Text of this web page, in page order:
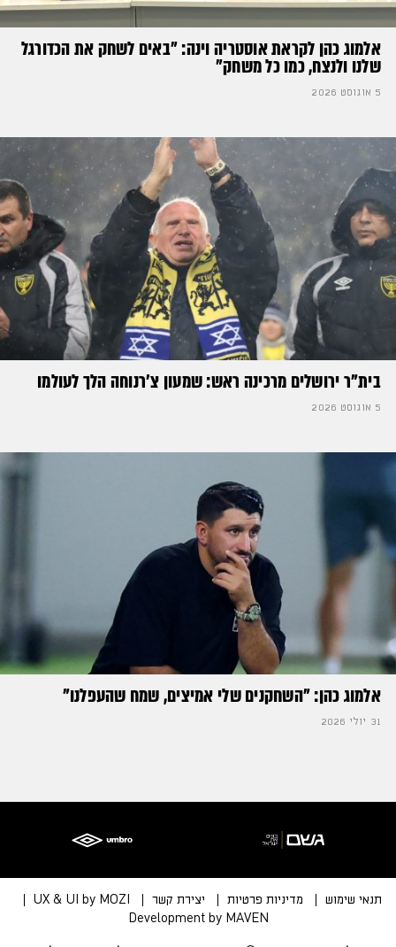
אלמוג כהן לקראת אוסטריה וינה: ״באים לשחק את הכדורגל
שלנו ולנצח, כמו כל משחק״
5 אוגוסט 2026
בית"ר ירושלים מרכינה ראש: שמעון צ'רנוחה הלך לעולמו
5 אוגוסט 2026
אלמוג כהן: "השחקנים שלי אמיצים, שמח שהעפלנו"
31 יולי 2026
תנאי שימוש מדיניות פרטיות יצירת קשר
UX & UI by MOZI
Development by MAVEN